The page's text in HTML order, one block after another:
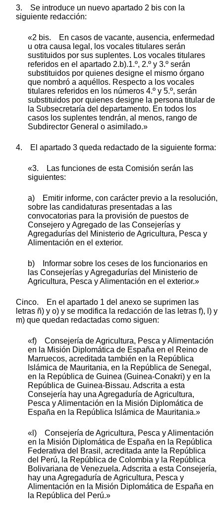
3. Se introduce un nuevo apartado 2 bis con la
siguiente redacción:
«2 bis. En casos de vacante, ausencia, enfermedad
u otra causa legal, los vocales titulares serán
sustituidos por sus suplentes. Los vocales titulares
referidos en el apartado 2.b).1.º, 2.º y 3.º serán
substituidos por quienes designe el mismo órgano
que nombró a aquéllos. Respecto a los vocales
titulares referidos en los números 4.º y 5.º, serán
substituidos por quienes designe la persona titular de
la Subsecretaría del departamento. En todos los
casos los suplentes tendrán, al menos, rango de
Subdirector General o asimilado.»
4. El apartado 3 queda redactado de la siguiente forma:
«3. Las funciones de esta Comisión serán las
siguientes:
a) Emitir informe, con carácter previo a la resolución,
sobre las candidaturas presentadas a las
convocatorias para la provisión de puestos de
Consejero y Agregado de las Consejerías y
Agregadurías del Ministerio de Agricultura, Pesca y
Alimentación en el exterior.
b) Informar sobre los ceses de los funcionarios en
las Consejerías y Agregadurías del Ministerio de
Agricultura, Pesca y Alimentación en el exterior.»
Cinco. En el apartado 1 del anexo se suprimen las
letras ñ) y o) y se modifica la redacción de las letras f), l) y
m) que quedan redactadas como siguen:
«f) Consejería de Agricultura, Pesca y Alimentación
en la Misión Diplomática de España en el Reino de
Marruecos, acreditada también en la República
Islámica de Mauritania, en la República de Senegal,
en la República de Guinea (Guinea-Conakri) y en la
República de Guinea-Bissau. Adscrita a esta
Consejería hay una Agregaduría de Agricultura,
Pesca y Alimentación en la Misión Diplomática de
España en la República Islámica de Mauritania.»
«l) Consejería de Agricultura, Pesca y Alimentación
en la Misión Diplomática de España en la República
Federativa del Brasil, acreditada ante la República
del Perú, la República de Colombia y la República
Bolivariana de Venezuela. Adscrita a esta Consejería,
hay una Agregaduría de Agricultura, Pesca y
Alimentación en la Misión Diplomática de España en
la República del Perú.»